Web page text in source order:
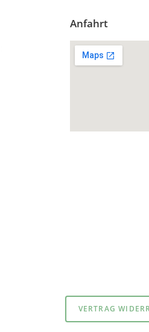
Anfahrt
VERTRAG